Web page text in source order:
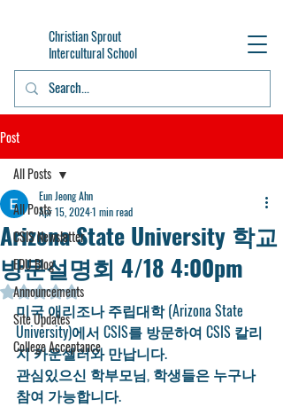
Christian Sprout
Intercultural School
Post
All Posts
CSIS Newsletter
EDU Blog
Announcements
Site Updates
College Acceptance
All Posts
Arizona State University 학교
방문설명회 4/18 4:00pm
Eun Jeong Ahn
Apr 15, 20241 min read
Rated NaN out of 5 stars.
미국 애리조나 주립대학 (Arizona State
University)에서 CSIS를 방문하여 CSIS 칼리
지 카운셀러와 만납니다.
관심있으신 학부모님, 학생들은 누구나
참여 가능합니다.